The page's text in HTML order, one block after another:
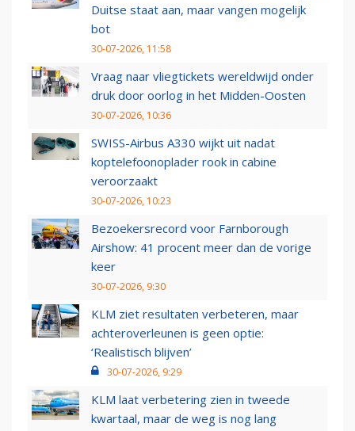
Duitse staat aan, maar vangen mogelijk
bot
30-07-2026, 11:58
Vraag naar vliegtickets wereldwijd onder
druk door oorlog in het Midden-Oosten
30-07-2026, 10:36
SWISS-Airbus A330 wijkt uit nadat
koptelefoonoplader rook in cabine
veroorzaakt
30-07-2026, 10:23
Bezoekersrecord voor Farnborough
Airshow: 41 procent meer dan de vorige
keer
30-07-2026, 9:30
KLM ziet resultaten verbeteren, maar
achteroverleunen is geen optie:
‘Realistisch blijven’
30-07-2026, 9:29
KLM laat verbetering zien in tweede
kwartaal, maar de weg is nog lang